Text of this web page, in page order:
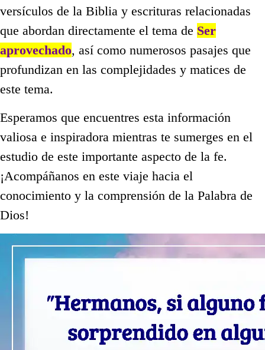
versículos de la Biblia y escrituras relacionadas
que abordan directamente el tema de Ser
aprovechado, así como numerosos pasajes que
profundizan en las complejidades y matices de
este tema.
Esperamos que encuentres esta información
valiosa e inspiradora mientras te sumerges en el
estudio de este importante aspecto de la fe.
¡Acompáñanos en este viaje hacia el
conocimiento y la comprensión de la Palabra de
Dios!